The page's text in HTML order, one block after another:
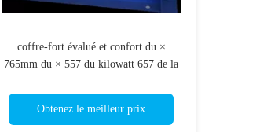
coffre-fort évalué et confort du ×
765mm du × 557 du kilowatt 657 de la
Obtenez le meilleur prix